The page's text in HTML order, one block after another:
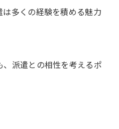
多くの経験を積める魅力
派遣との相性を考えるポ